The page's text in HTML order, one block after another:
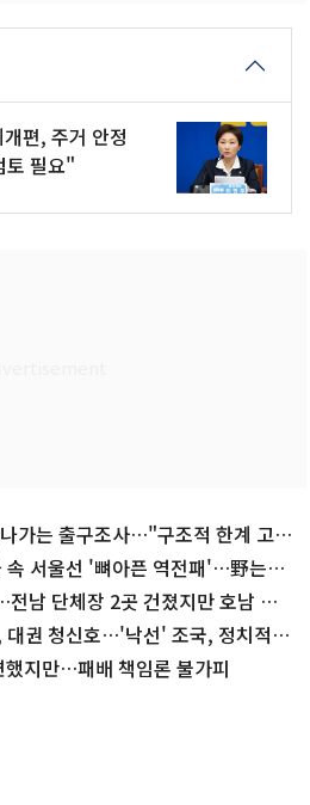
편, 주거 안정
토 필요"
가는 출구조사…"구조적 한계 고민
속 서울선 '뼈아픈 역전패'…野는
남 단체장 2곳 건졌지만 호남 곳
대권 청신호…'낙선' 조국, 정치적
지만…패배 책임론 불가피